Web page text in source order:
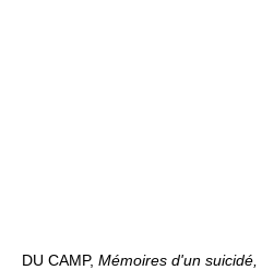
DU CAMP, Mémoires d'un suicidé,